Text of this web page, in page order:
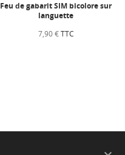
Feu de gabarit SIM bicolore sur
languette
7,90 €TTC